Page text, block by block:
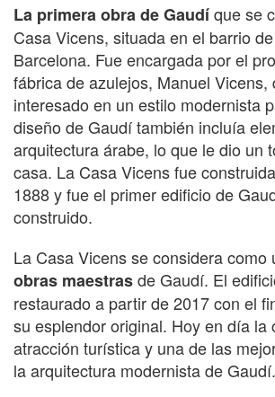
La primera obra de Gaudíque se
Casa Vicens, situada en el barrio
Barcelona. Fue encargada por el
fábrica de azulejos, Manuel Vicens,
interesado en un estilo modernista
diseño de Gaudí también incluía
arquitectura árabe, lo que le dio un
casa. La Casa Vicens fue
1888 y fue el primer edificio de
construido.
La Casa Vicens se considera como
obras maestrasde Gaudí. El
restaurado a partir de 2017 con el
su esplendor original. Hoy en día la
atracción turística y una de las
la arquitectura modernista de Gaudí.